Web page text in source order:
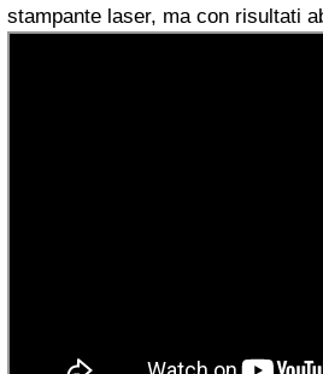
stampante laser, ma con risultati